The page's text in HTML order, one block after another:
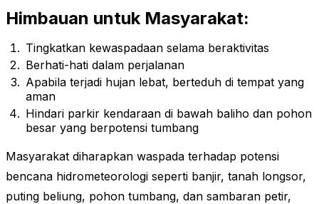
Himbauan untuk Masyarakat:
Tingkatkan kewaspadaan selama beraktivitas
Berhati-hati dalam perjalanan
Apabila terjadi hujan lebat, berteduh di tempat yang
aman
Hindari parkir kendaraan di bawah baliho dan pohon
besar yang berpotensi tumbang
Masyarakat diharapkan waspada terhadap potensi
bencana hidrometeorologi seperti banjir, tanah longsor,
puting beliung, pohon tumbang, dan sambaran petir,